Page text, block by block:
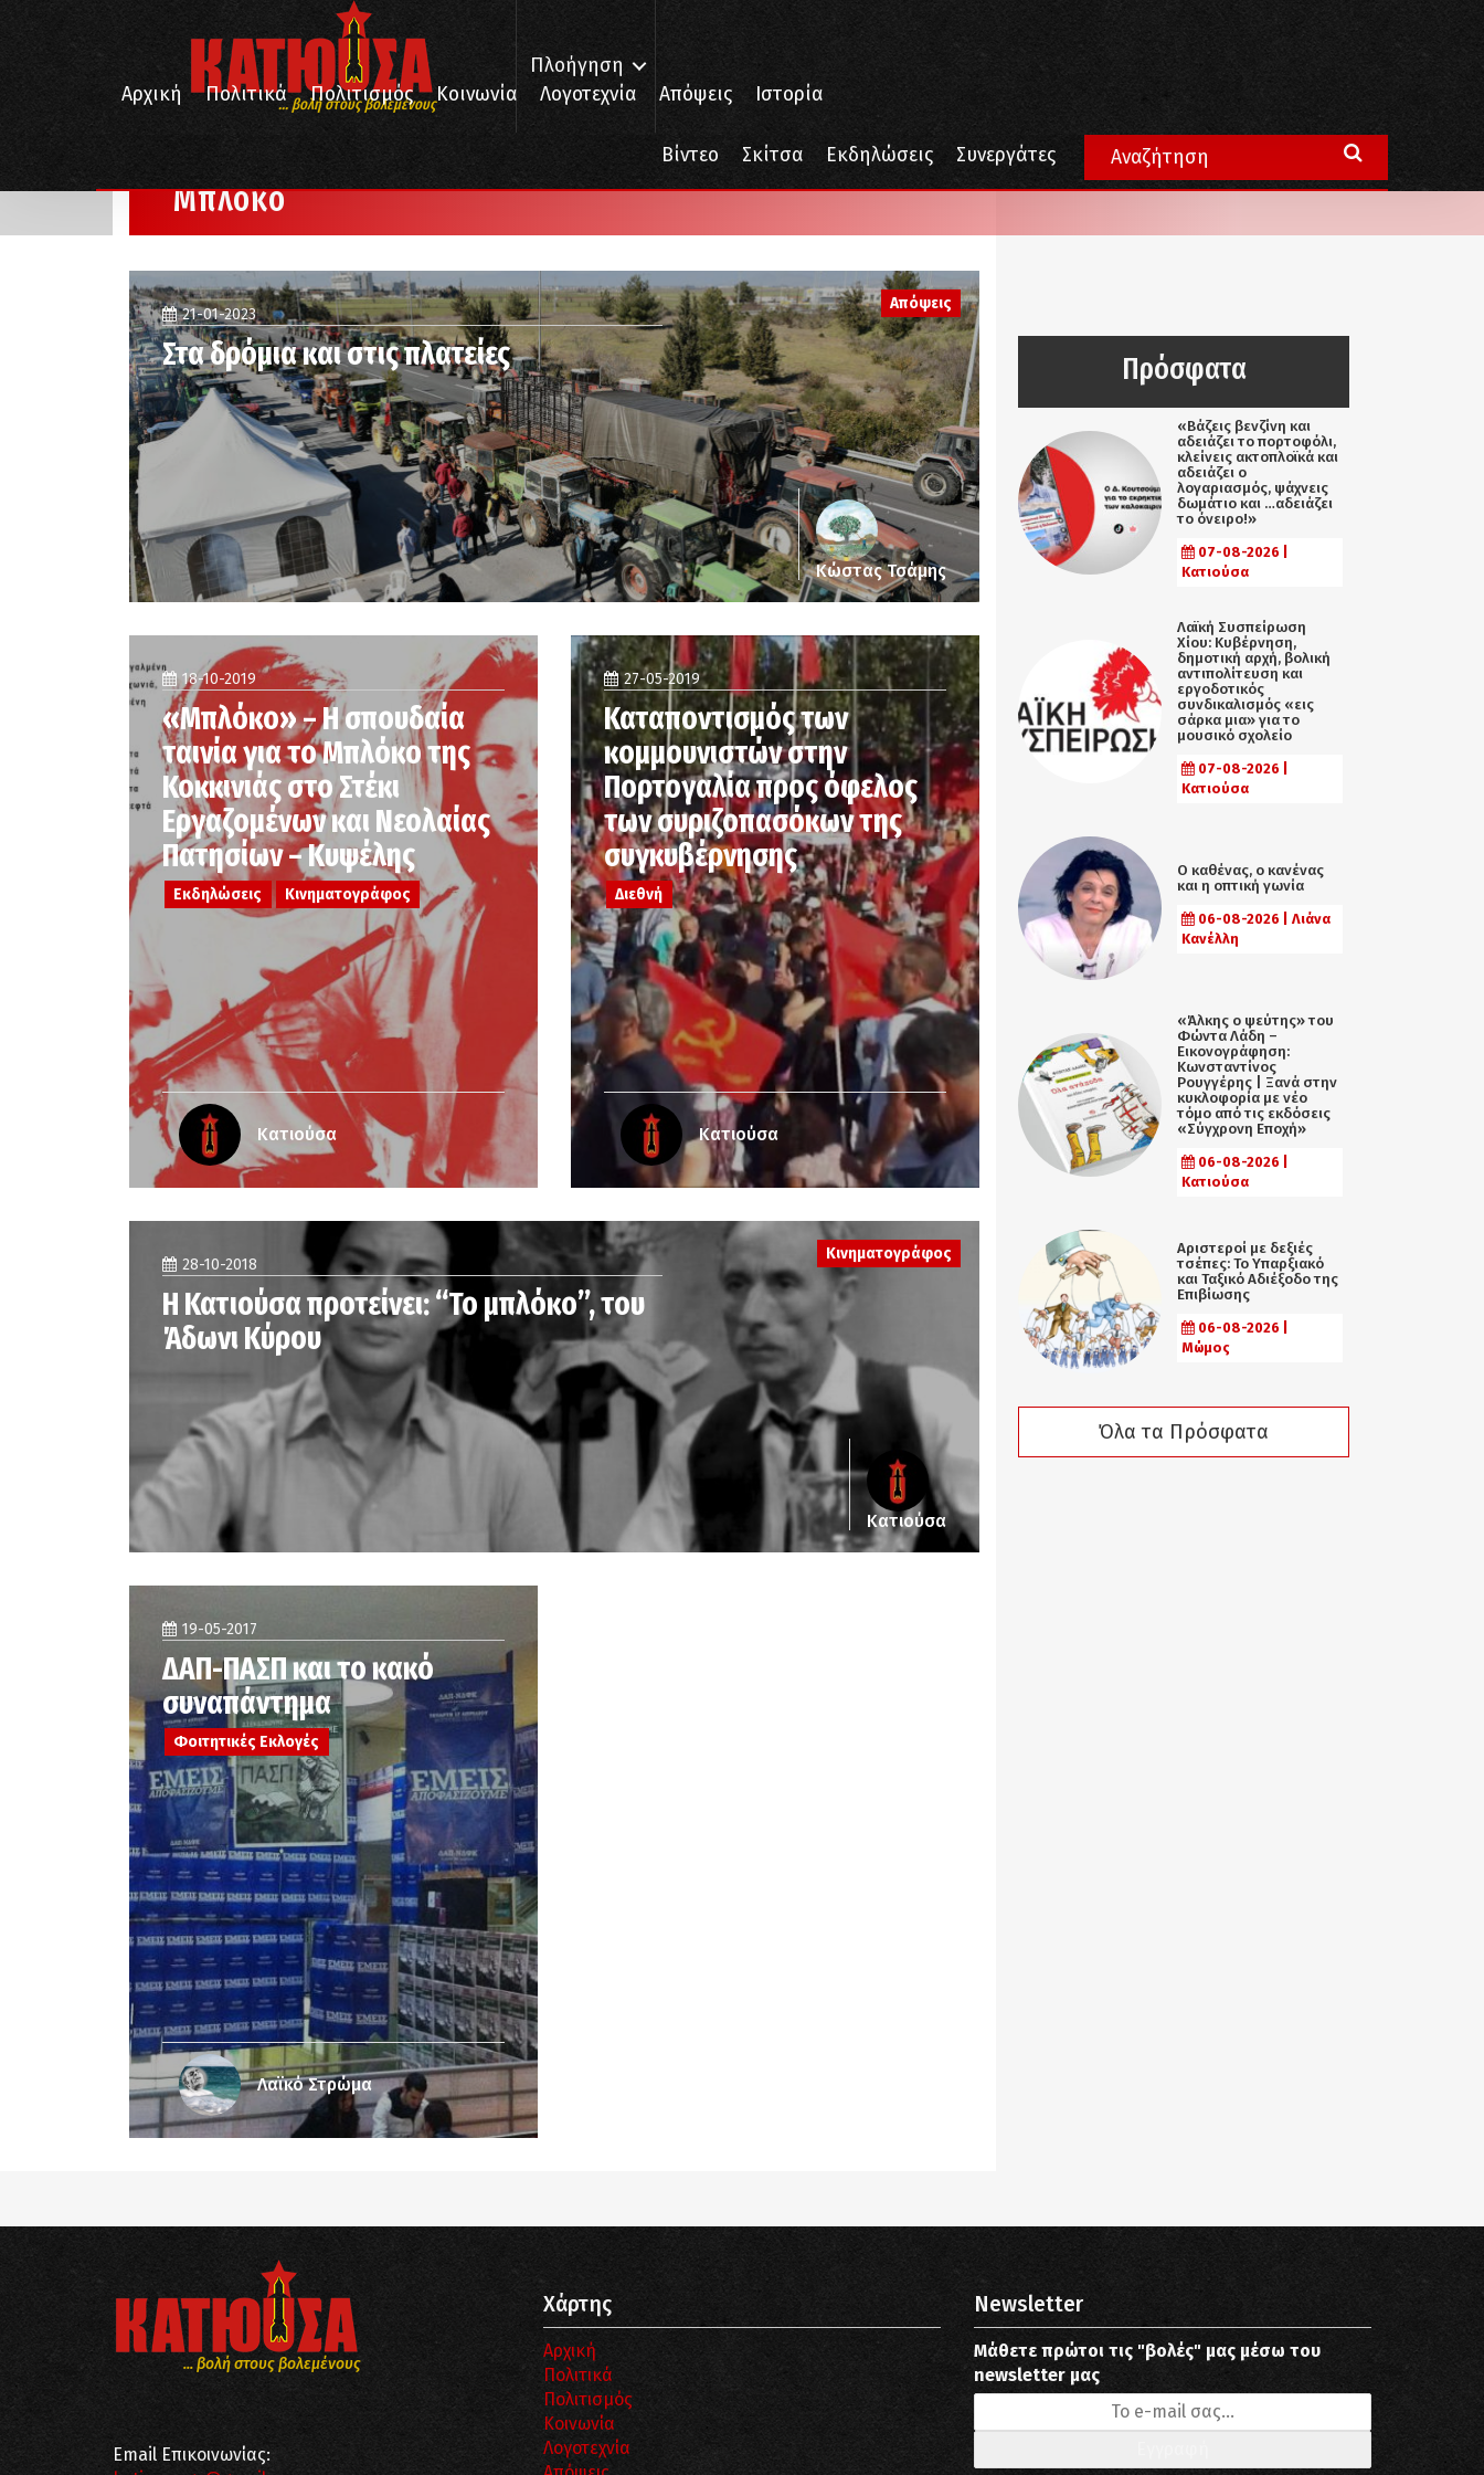
... βολή στους βολεμένους
Πλοήγηση
Αρχική
Πολιτικά Πολιτισμός Κοινωνία Λογοτεχνία Απόψεις Ιστορία
Βίντεο Σκίτσα Εκδηλώσεις Συνεργάτες
Μπλόκο
Μπλόκο
Απόψεις
21-01-2023
Στα δρόμια και στις πλατείες
Κώστας Τσάμης
18-10-2019
«Μπλόκο» – Η σπουδαία
ταινία για το Μπλόκο της
Κοκκινιάς στο Στέκι
Εργαζομένων και Νεολαίας
Πατησίων – Κυψέλης
Εκδηλώσεις Κινηματογράφος
Κατιούσα
27-05-2019
Καταποντισμός των
κομμουνιστών στην
Πορτογαλία προς όφελος
των συριζοπασόκων της
συγκυβέρνησης
Διεθνή
Κατιούσα
Κινηματογράφος
28-10-2018
Η Κατιούσα προτείνει: “Το μπλόκο”, του
Άδωνι Κύρου
Κατιούσα
19-05-2017
ΔΑΠ-ΠΑΣΠ και το κακό
συναπάντημα
Φοιτητικές Εκλογές
Λαϊκό Στρώμα
Πρόσφατα
«Βάζεις βενζίνη και
αδειάζει το πορτοφόλι,
κλείνεις ακτοπλοϊκά και
αδειάζει ο
λογαριασμός, ψάχνεις
δωμάτιο και …αδειάζει
το όνειρο!»
07-08-2026 |
Κατιούσα
Λαϊκή Συσπείρωση
Χίου: Κυβέρνηση,
δημοτική αρχή, βολική
αντιπολίτευση και
εργοδοτικός
συνδικαλισμός «εις
σάρκα μια» για το
μουσικό σχολείο
07-08-2026 |
Κατιούσα
Ο καθένας, ο κανένας
και η οπτική γωνία
06-08-2026 | Λιάνα
Κανέλλη
«Άλκης ο ψεύτης» του
Φώντα Λάδη –
Εικονογράφηση:
Κωνσταντίνος
Ρουγγέρης | Ξανά στην
κυκλοφορία με νέο
τόμο από τις εκδόσεις
«Σύγχρονη Εποχή»
06-08-2026 |
Κατιούσα
Αριστεροί με δεξιές
τσέπες: Το Υπαρξιακό
και Ταξικό Αδιέξοδο της
Επιβίωσης
06-08-2026 |
Μώμος
Όλα τα Πρόσφατα
... βολή στους βολεμένους
Email Επικοινωνίας:
Χάρτης
Αρχική
Πολιτικά
Πολιτισμός
Κοινωνία
Λογοτεχνία
Newsletter
Μάθετε πρώτοι τις "βολές" μας μέσω του
newsletter μας